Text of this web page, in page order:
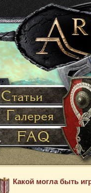
Какой могла быть